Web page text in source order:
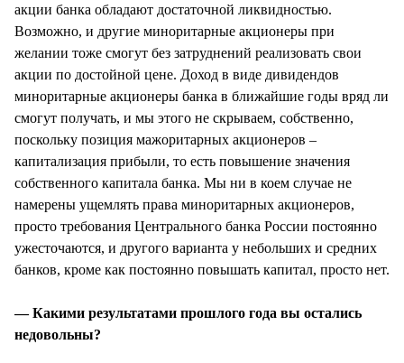
акции банка обладают достаточной ликвидностью.
Возможно, и другие миноритарные акционеры при
желании тоже смогут без затруднений реализовать свои
акции по достойной цене. Доход в виде дивидендов
миноритарные акционеры банка в ближайшие годы вряд ли
смогут получать, и мы этого не скрываем, собственно,
поскольку позиция мажоритарных акционеров –
капитализация прибыли, то есть повышение значения
собственного капитала банка. Мы ни в коем случае не
намерены ущемлять права миноритарных акционеров,
просто требования Центрального банка России постоянно
ужесточаются, и другого варианта у небольших и средних
банков, кроме как постоянно повышать капитал, просто нет.
— Какими результатами прошлого года вы остались
недовольны?